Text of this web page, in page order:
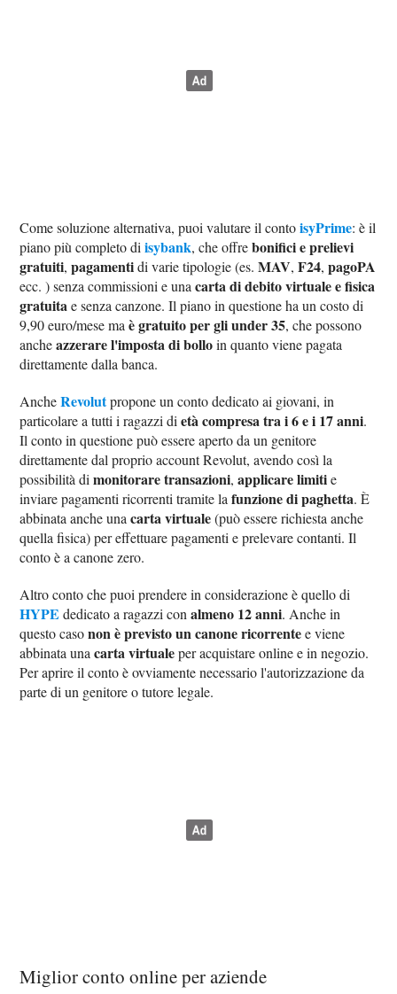
Come soluzione alternativa, puoi valutare il contoisyPrime: è il
piano più completo diisybank, che offrebonifici e prelievi
gratuiti,pagamentidi varie tipologie (es.MAV,F24,pagoPA
ecc. ) senza commissioni e unacarta di debito virtuale e fisica
gratuita e senza canzone. Il piano in questione ha un costo di
9,90 euro/mese maè gratuito per gli under 35, che possono
ancheazzerare l'imposta di bolloin quanto viene pagata
direttamente dalla banca.
AncheRevolutpropone un conto dedicato ai giovani, in
particolare a tutti i ragazzi dietà compresa tra i 6 e i 17 anni.
Il conto in questione può essere aperto da un genitore
direttamente dal proprio account Revolut, avendo così la
possibilità dimonitorare transazioni,applicare limitie
inviare pagamenti ricorrenti tramite lafunzione di paghetta. È
abbinata anche unacarta virtuale(può essere richiesta anche
quella fisica) per effettuare pagamenti e prelevare contanti. Il
conto è a canone zero.
Altro conto che puoi prendere in considerazione è quello di
HYPE dedicato a ragazzi conalmeno 12 anni. Anche in
questo casonon è previsto un canone ricorrentee viene
abbinata unacarta virtualeper acquistare online e in negozio.
Per aprire il conto è ovviamente necessario l'autorizzazione da
parte di un genitore o tutore legale.
Miglior conto online per aziende